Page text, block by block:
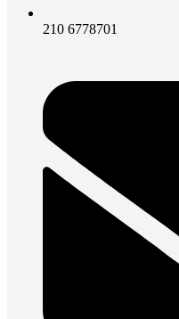
210 6778701